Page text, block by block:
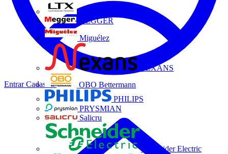
MEGGER
Miguélez
NEXANS
OBO Bettermann
PHILIPS
PRYSMIAN
Salicru
Schneider Electric
EntrarCadastrar